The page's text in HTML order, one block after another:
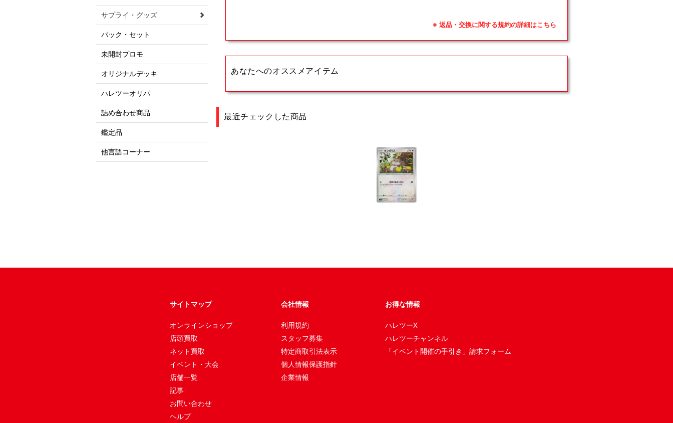
サプライ・グッズ
パック・セット
未開封プロモ
オリジナルデッキ
ハレツーオリパ
詰め合わせ商品
鑑定品
他言語コーナー
※ 返品・交換に関する規約の詳細はこちら
あなたへのオススメアイテム
最近チェックした商品
サイトマップ
オンラインショップ
店頭買取
ネット買取
イベント・大会
店舗一覧
記事
お問い合わせ
ヘルプ
会社情報
利用規約
スタッフ募集
特定商取引法表示
個人情報保護指針
企業情報
お得な情報
ハレツーX
ハレツーチャンネル
「イベント開催の手引き」請求フォーム